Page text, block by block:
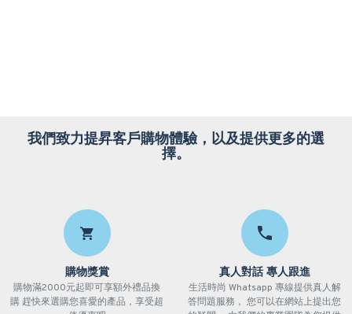
我們致力提昇客戶購物體驗，以及提供更多的選
擇。
購物獎賞
購物滿2000元起即可享額外禮品換
購 趕快來選購您喜愛的產品，享受超
真人對話 專人跟進
生活時尚 Whatsapp 專線提供真人解
答問題服務， 您可以在網站上提出您